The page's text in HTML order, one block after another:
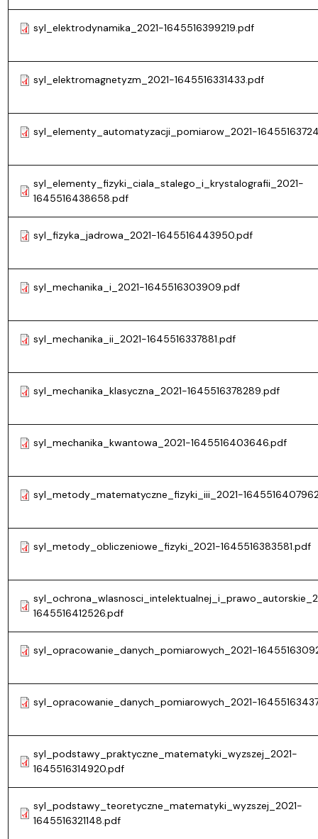
syl_elektrodynamika_2021-1645516399219.pdf
syl_elektromagnetyzm_2021-1645516331433.pdf
syl_elementy_automatyzacji_pomiarow_2021-
syl_elementy_fizyki_ciala_stalego_i_krystalografii_2021-
1645516438658.pdf
syl_fizyka_jadrowa_2021-1645516443950.pdf
syl_mechanika_i_2021-1645516303909.pdf
syl_mechanika_ii_2021-1645516337881.pdf
syl_mechanika_klasyczna_2021-1645516378289.pdf
syl_mechanika_kwantowa_2021-1645516403646.pdf
syl_metody_matematyczne_fizyki_iii_2021-
syl_metody_obliczeniowe_fizyki_2021-1645516383581.pdf
1645516412526.pdf
syl_opracowanie_danych_pomiarowych_2021-
syl_opracowanie_danych_pomiarowych_2021-
syl_podstawy_praktyczne_matematyki_wyzszej_2021-
1645516314920.pdf
syl_podstawy_teoretyczne_matematyki_wyzszej_2021-
1645516321148.pdf